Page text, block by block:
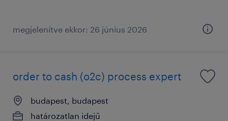
megjelenítve ekkor: 26 június 2026
order to cash (o2c) process expert
budapest, budapest
határozatlan idejű